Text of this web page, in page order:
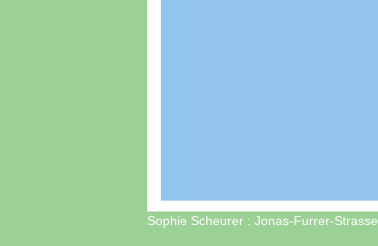
Sophie Scheurer : Jonas-Furrer-